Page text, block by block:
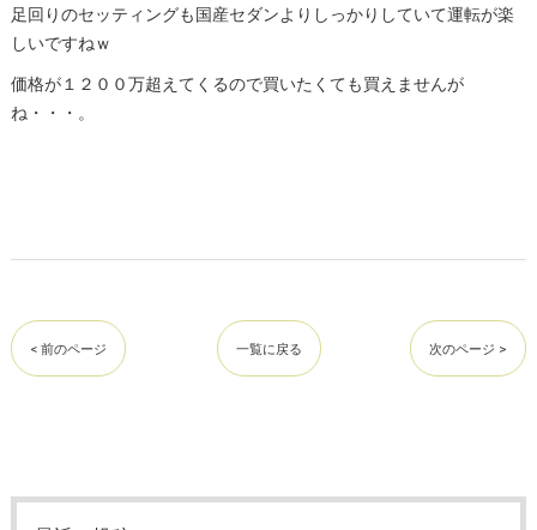
足回りのセッティングも国産セダンよりしっかりしていて運転が楽
しいですねｗ
価格が１２００万超えてくるので買いたくても買えませんが
ね・・・。
< 前のページ 一覧に戻る 次のページ >